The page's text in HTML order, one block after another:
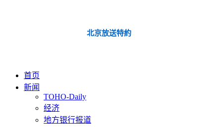
北京放送特約
首页
新闻
TOHO-Daily
经济
地方银行报道